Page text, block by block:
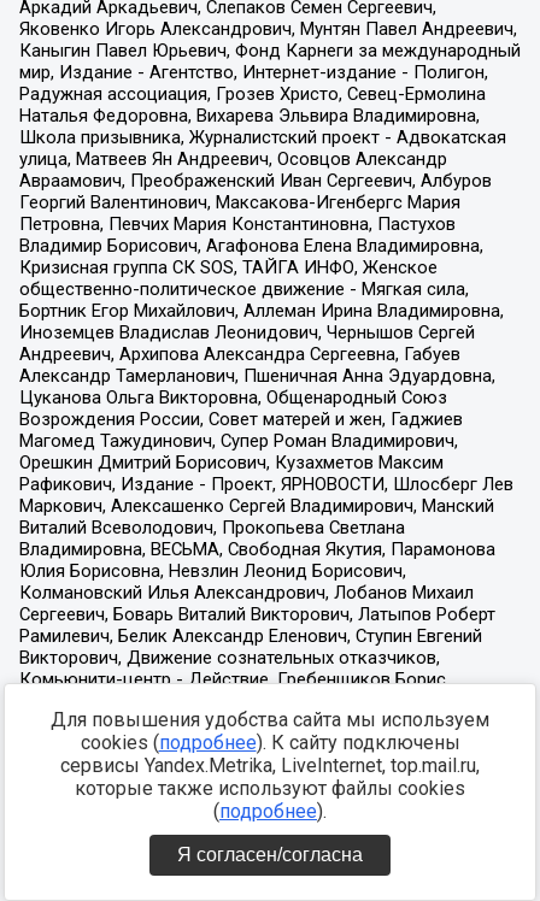
Для повышения удобства сайта мы используем
cookies (подробнее). К сайту подключены
сервисы Yandex.Metrika, LiveInternet, top.mail.ru,
которые также используют файлы cookies
(подробнее).
Я согласен/согласна